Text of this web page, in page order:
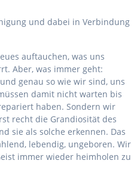
und dabei in Verbindung
auftauchen, was uns
Aber, was immer geht:
genau so wie wir sind, uns
damit nicht warten bis
haben. Sondern wir
recht die Grandiosität des
sie als solche erkennen. Das
lebendig, ungeboren. Wir
immer wieder heimholen zu